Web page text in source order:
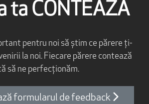
ta CONTEAZĂ
pentru noi să știm ce părere ți-
la noi. Fiecare părere contează
să ne perfecționăm.
formularul de feedback